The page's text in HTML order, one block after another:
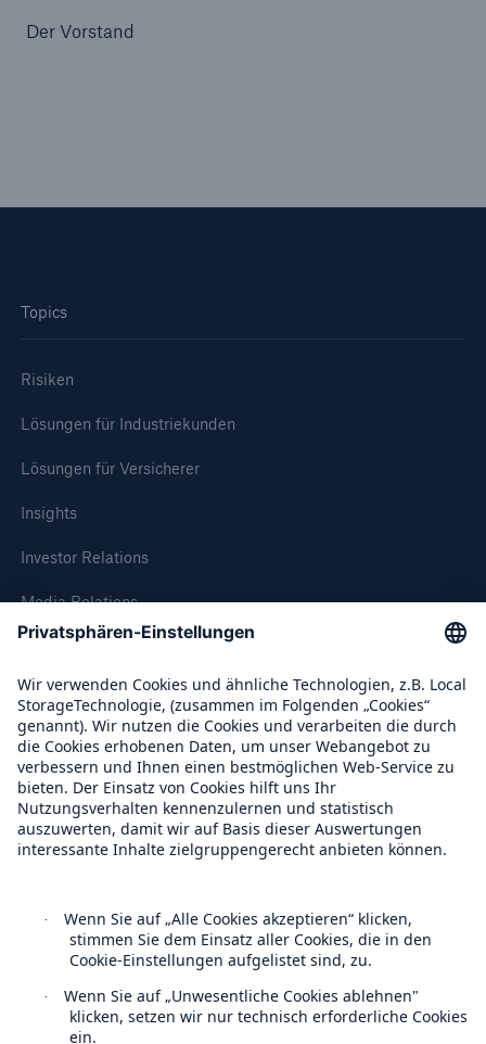
Der Vorstand
Topics
Risiken
Lösungen für Industriekunden
Lösungen für Versicherer
Insights
Investor Relations
Media Relations
Compliance
Über Munich Re
Munich Re Weltweit
Naturkatastrophen
versicherten Schäden aus Naturkatastrophen
71.8%
Lösungen
Sachdeckung durch einen leistungsfähigen
Rückversicherungspartner